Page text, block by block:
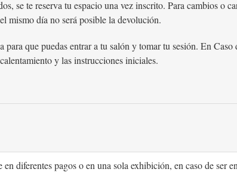
se te reserva tu espacio una vez inscrito. Para cambios o
mismo día no será posible la devolución.
que puedas entrar a tu salón y tomar tu sesión. En
y las instrucciones iniciales.
diferentes pagos o en una sola exhibición, en caso de ser